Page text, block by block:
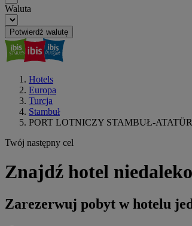
Waluta
Potwierdź walutę
Hotels
Europa
Turcja
Stambuł
PORT LOTNICZY STAMBUŁ-
Twój następny cel
Znajdź hotel
Zarezerwuj pobyt w hotelu